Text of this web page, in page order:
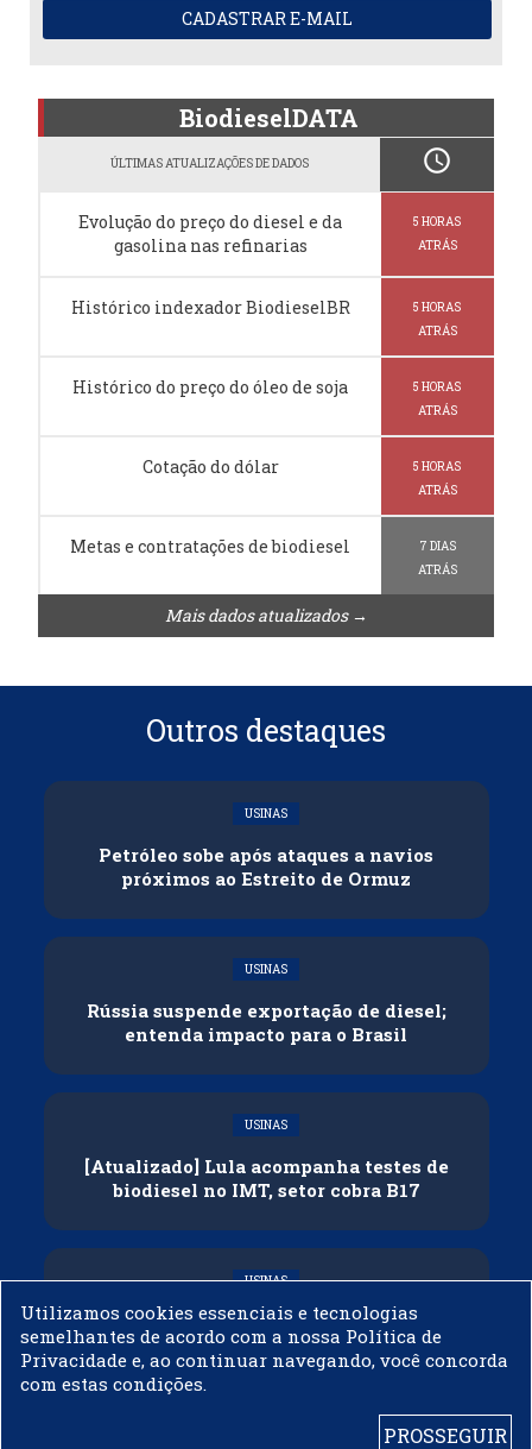
CADASTRAR E-MAIL
BiodieselDATA
ÚLTIMAS ATUALIZAÇÕES DE DADOS schedule
Evolução do preço do diesel e da
gasolina nas refinarias
5 HORAS
ATRÁS
Histórico indexador BiodieselBR
5 HORAS
ATRÁS
Histórico do preço do óleo de soja
5 HORAS
ATRÁS
Cotação do dólar
5 HORAS
ATRÁS
Metas e contratações de biodiesel
7 DIAS
ATRÁS
Mais dados atualizados →
Outros destaques
USINAS
Petróleo sobe após ataques a navios
próximos ao Estreito de Ormuz
USINAS
Rússia suspende exportação de diesel;
entenda impacto para o Brasil
USINAS
[Atualizado] Lula acompanha testes de
biodiesel no IMT, setor cobra B17
USINAS
Governo adia reunião sobre mistura de
etanol na gasolina
Utilizamos cookies essenciais e tecnologias
semelhantes de acordo com a nossa Política de
Privacidade e, ao continuar navegando, você concorda
com estas condições.
PROSSEGUIR